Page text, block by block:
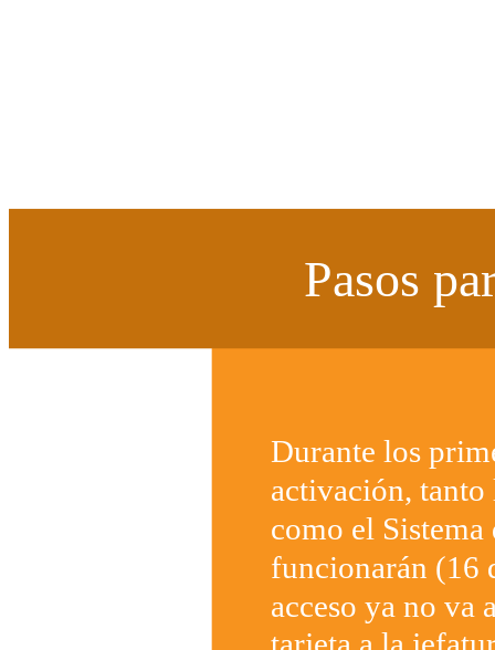
Durante los
activación,
como el
funcionarán (16
acceso ya no va
Pasos